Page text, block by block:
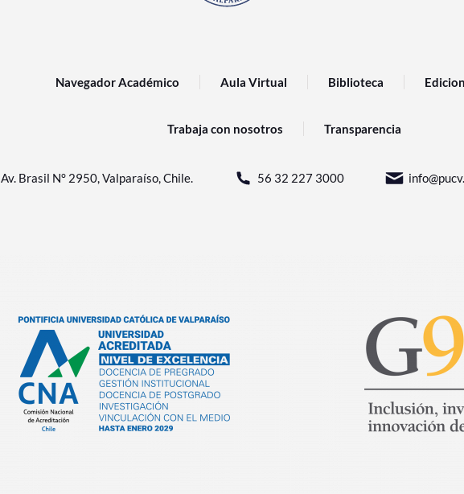
Navegador Académico Aula Virtual Biblioteca
Trabaja con nosotros Transparencia
Av. Brasil N° 2950, Valparaíso, Chile. 56 32 227 3000